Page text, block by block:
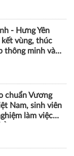
- Hưng Yên
vùng, thúc
thông minh và
chuẩn Vương
Nam, sinh viên
làm việc